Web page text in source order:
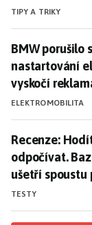
TIPY A TRIKY
BMW
BMW porušilo
nastartování
vyskočí
ELEKTROMOBILITA
Recenze:
Recenze:
odpočívat.
ušetří spoustu
TESTY